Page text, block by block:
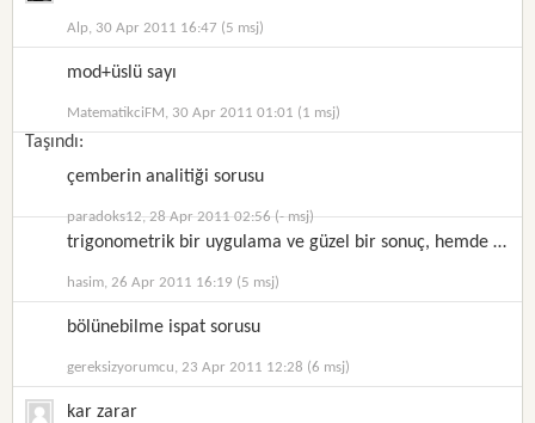
Alp, 30 Apr 2011 16:47 (5 msj)
mod+üslü sayı
MatematikciFM, 30 Apr 2011 01:01 (1 msj)
Taşındı:
çemberin analitiği sorusu
paradoks12, 28 Apr 2011 02:56 (- msj)
trigonometrik bir uygulama ve güzel bir sonuç, hemde basit
hasim, 26 Apr 2011 16:19 (5 msj)
bölünebilme ispat sorusu
gereksizyorumcu, 23 Apr 2011 12:28 (6 msj)
kar zarar